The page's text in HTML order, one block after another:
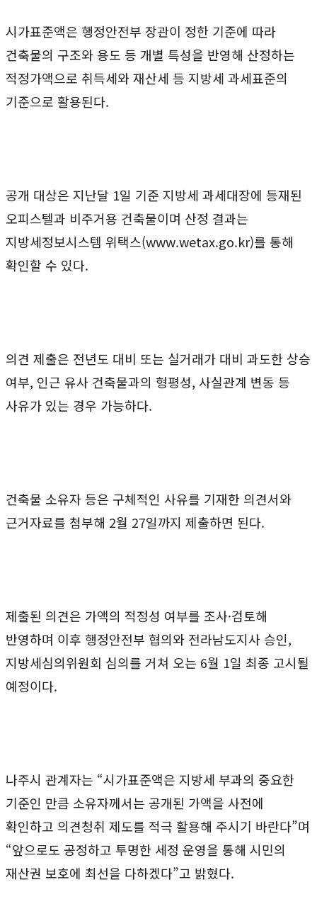
시가표준액은 행정안전부 장관이 정한 기준에 따라
건축물의 구조와 용도 등 개별 특성을 반영해 산정하는
적정가액으로 취득세와 재산세 등 지방세 과세표준의
기준으로 활용된다.
공개 대상은 지난달 1일 기준 지방세 과세대장에 등재된
오피스텔과 비주거용 건축물이며 산정 결과는
지방세정보시스템 위택스(www.wetax.go.kr)를 통해
확인할 수 있다.
의견 제출은 전년도 대비 또는 실거래가 대비 과도한 상승
여부, 인근 유사 건축물과의 형평성, 사실관계 변동 등
사유가 있는 경우 가능하다.
건축물 소유자 등은 구체적인 사유를 기재한 의견서와
근거자료를 첨부해 2월 27일까지 제출하면 된다.
제출된 의견은 가액의 적정성 여부를 조사·검토해
반영하며 이후 행정안전부 협의와 전라남도지사 승인,
지방세심의위원회 심의를 거쳐 오는 6월 1일 최종 고시될
예정이다.
나주시 관계자는 “시가표준액은 지방세 부과의 중요한
기준인 만큼 소유자께서는 공개된 가액을 사전에
확인하고 의견청취 제도를 적극 활용해 주시기 바란다”며
“앞으로도 공정하고 투명한 세정 운영을 통해 시민의
재산권 보호에 최선을 다하겠다”고 밝혔다.